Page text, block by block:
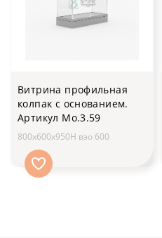
Витрина профильная
колпак с основанием.
Артикул Мо.3.59
800x600x950H вэо 600